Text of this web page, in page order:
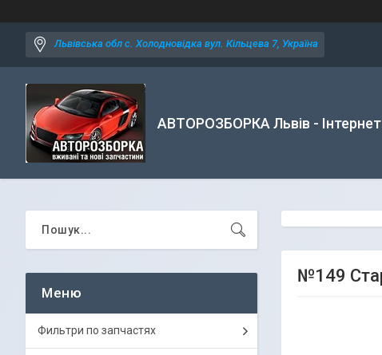
Львівська обл с. Холодновідка вул. Кільцева 7, Україна
АВТОРОЗБОРКА Львів -
№149
Фильтри по запчастях